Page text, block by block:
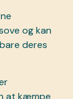
og kan
deres
at kæmpe